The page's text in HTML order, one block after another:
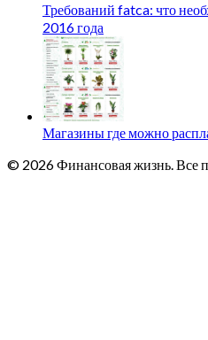
Требований fatca: что
2016 года
Магазины где можно
© 2026 Финансовая жизнь. Все